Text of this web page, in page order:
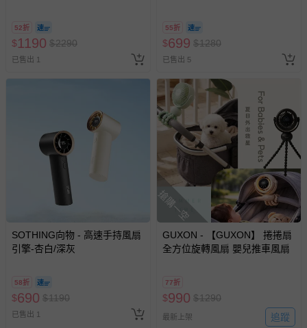
52折
$1190 $2290
已售出 1
55折
$699 $1280
已售出 5
SOTHING向物 - 高速手持風扇
引擎-杏白/深灰
58折
$690 $1190
已售出 1
搶購一空
GUXON - 【GUXON】 捲捲扇
全方位旋轉風扇 嬰兒推車風扇
77折
$990 $1290
最新上架 追蹤